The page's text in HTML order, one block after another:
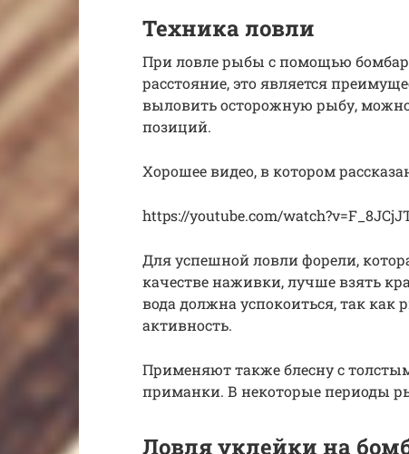
Техника ловли
При ловле рыбы с помощью
расстояние, это является
выловить осторожную рыбу, можно
позиций.
Хорошее видео, в котором
https://youtube.com/
Для успешной ловли форели,
качестве наживки, лучше взять
вода должна успокоиться, так как
активность.
Применяют также блесну с
приманки. В некоторые периоды
Ловля уклейки на